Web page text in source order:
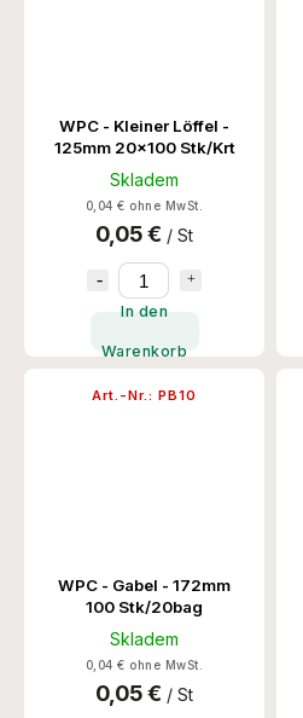
WPC - Kleiner Löffel -
125mm 20x100 Stk/Krt
Skladem
0,04 € ohne MwSt.
0,05 € / St
In den
Warenkorb
WPC - Gabel - 172mm
100 Stk/20bag
Skladem
0,04 € ohne MwSt.
0,05 € / St
Art.-Nr.: PB10